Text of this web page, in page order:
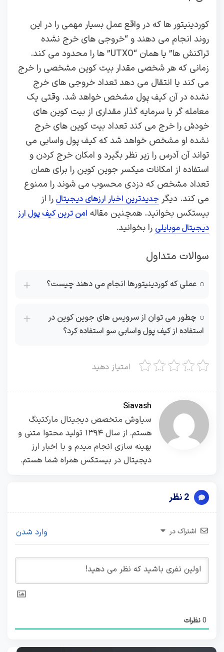
کوردینیتور ها که در واقع عمل بسیار مهمی را در این
روند انجام می دهند و “خروجی‌ های خرج‌ نشده
تراکنش‌ ها” یا همان “UTXO” ها را محدود می کند.
زمانی که هر شخصی مقدار بیت کوین مشخصی را خرج
می کند یا انتقال می دهد تعداد خروجی های خرج
نشده در آن کیف پول مشخص خواهد شد. وقتی یک
معامله گر یا سرمایه گذار مقداری از بیت کوین های
خودش را خرج می کند تعداد بیت کوین های خرج
نشده او مشخص خواهد شد که کیف پول واسابی می
تواند آن آدرس را زیر نظر بگیرد و امکان خرج کردن و
استفاده از امکانات میکسر جوین کوین را برای همان
تعداد مشخص که دزدی محسوب می شوند را ممنوع
می کند. دیگر جدیدترین اخبار ارزهای دیجیتال را از
بیستکس بخوانید. همچنین مقاله امن ترین کیف پول ارز
دیجیتال موبایلی را بخوانید.
سوالات متداول
عملی که کوردینیتورها انجام می دهند چیست؟
چطور می توان از سرویس های جوین کوین در
استفاده از کیف پول واسابی سو استفاده کرد؟
امتیاز دهید
Siavash
سیاوش متخصص دیجیتال مارکتینگ
هستم. از سال ۱۳۹۴ تولید محتوا متنی و
بهینه سازی انجام میدم و با اخبار ارز
دیجیتال در بیستکس همراه شما هستم.
اشتراک در وارد شدن
0نظرات